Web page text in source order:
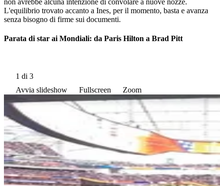
L'equilibrio trovato accanto a Ines, per il momento, basta e avanza
senza bisogno di firme sui documenti.
Parata di star ai Mondiali: da Paris Hilton a Brad Pitt
1 di 3
Avvia slideshow
Fullscreen Zoom